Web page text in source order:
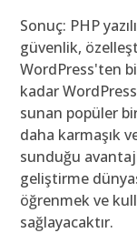
Sonuç: PHP
güvenlik,
WordPress'ten
kadar
sunan popüler
daha karmaşık
sunduğu
geliştirme
öğrenmek ve
sağlayacaktır.